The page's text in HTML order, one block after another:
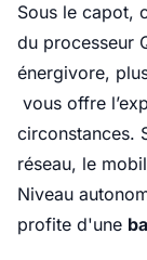
Sous le capot,
du processeur
énergivore,
vous offre
circonstances.
réseau, le
Niveau
profite d'une